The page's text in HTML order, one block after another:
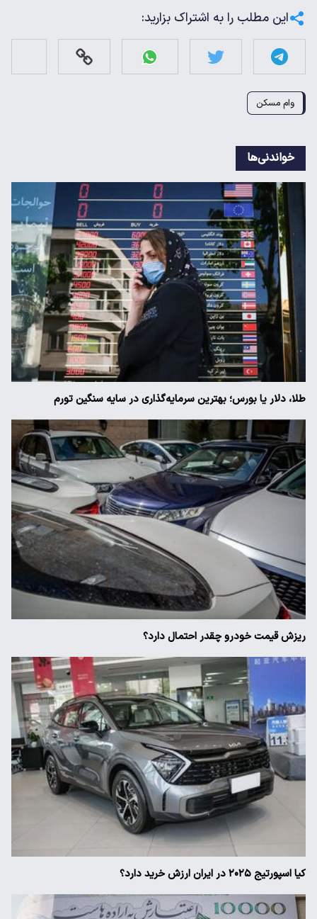
این مطلب را به اشتراک بزارید:
وام مسکن
خواندنی‌ها
طلا، دلار یا بورس؛ بهترین سرمایه‌گذاری در سایه سنگین تورم
ریزش قیمت خودرو چقدر احتمال دارد؟
کیا اسپورتیج ۲۰۲۵ در ایران ارزش خرید دارد؟